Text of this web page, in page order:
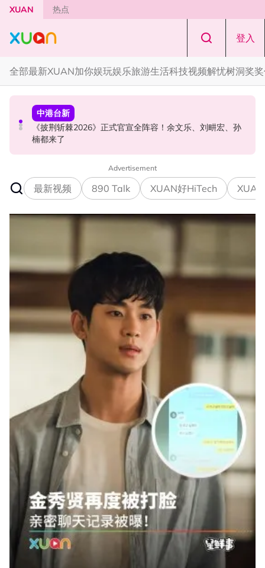
Skip to main content
XUAN 热点
登入
全部最新XUAN加你娱玩娱乐旅游生活科技视频解忧树洞奖
演唱会
范玮琪云顶开唱哽咽了！感性告白大马粉丝：我想继续唱
下去
中港台新
《披荆斩棘2026》正式官宣全阵容！余文乐、刘畊宏、孙
楠都来了
中港台新
陈土豆玩梗《下一站幸福》！同框阿信、吴建豪上演“光晞
不能捐”桥段
Advertisement
最新视频 890 Talk XUAN好HiTech